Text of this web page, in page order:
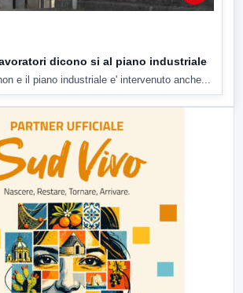
dicono si al piano industriale
e il piano industriale e' intervenuto anche...